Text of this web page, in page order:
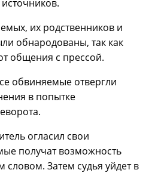
их родственников и
обнародованы, так как
общения с прессой.
обвиняемые отвергли
в попытке
огласил свои
получат возможность
словом. Затем судья уйдет в